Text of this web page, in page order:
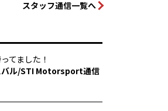
スタッフ通信一覧へ
てました！
バル/STI Motorsport通信